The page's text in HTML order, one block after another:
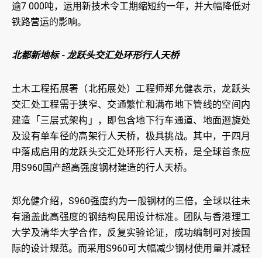
逾7 000吨，运用新技术令工期缩短约一年，并大幅降低对
铁路营运的影响。
北都新地标 - 龙跃头交汇处环形行人天桥
土木工程拓展署（北拓展处）工程师郑允健表示，龙跃头
交汇处工程需于狭窄、交通繁忙和满布地下管线的空间内
建造「三层式架构」，即包含地下行车通道、地面迴旋处
及设有单车径的高架行人天桥，极具挑战。其中，于四月
中落成启用的龙跃头交汇处环形行人天桥，是全球首条应
用S960国产超高强度钢材建造的行人天桥。
郑允健介绍，S960强度约为一般钢材的三倍，全球以往未
有涵盖此高强度的钢结构民用设计标准。团队与香港理工
大学及清华大学合作，反复实验论证，成功编制可对接国
际的设计规范。而采用S960可大幅减少钢材使用量并减轻